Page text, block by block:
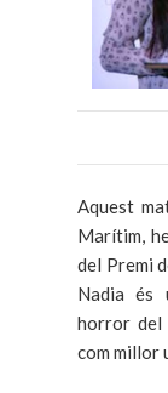
Aquest
Marítim,
del Premi
Nadia és
horror del
com millor